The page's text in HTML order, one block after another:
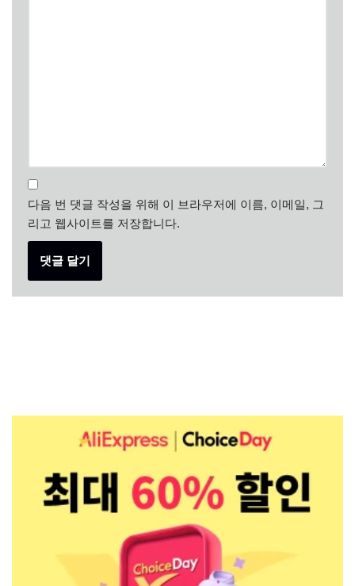
다음 번 댓글 작성을 위해 이 브라우저에 이름, 이메일, 그
리고 웹사이트를 저장합니다.